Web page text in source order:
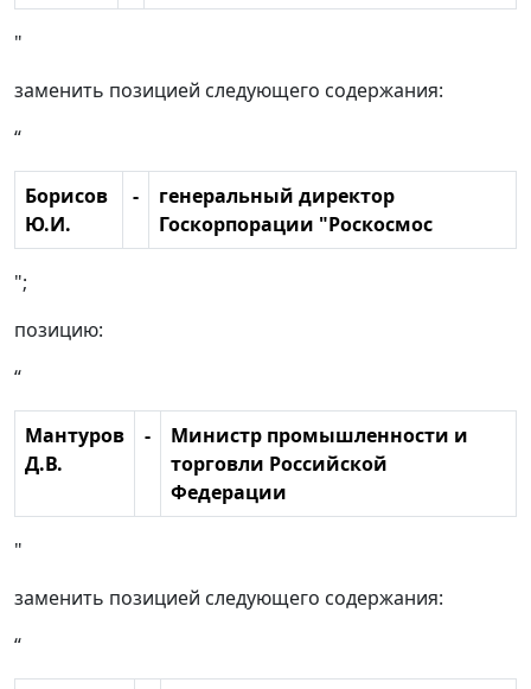
"
заменить позицией следующего содержания:
“
Борисов
Ю.И.
-
генеральный директор
Госкорпорации "Роскосмос
";
позицию:
“
Мантуров
Д.В.
-
Министр промышленности и
торговли Российской
Федерации
"
заменить позицией следующего содержания:
“